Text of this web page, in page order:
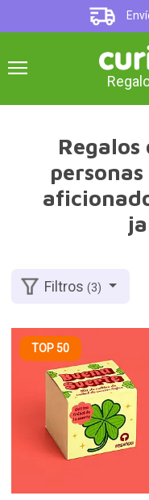
Filtros(3)
TOP 50